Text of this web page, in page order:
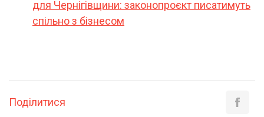
для Чернігівщини: законопроєкт писатимуть
спільно з бізнесом
Поділитися